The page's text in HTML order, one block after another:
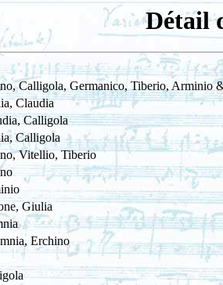
Détail
Calligola, Germanico, Tiberio, Arminio
Claudia
Calligola
Calligola
Vitellio, Tiberio
Giulia
Erchino